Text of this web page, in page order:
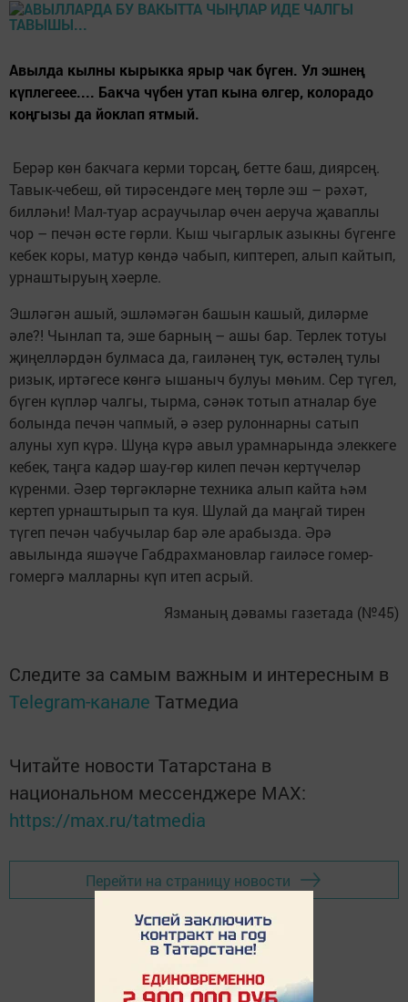
Авылда кылны кырыкка ярыр чак бүген. Ул эшнең
күплегеее.... Бакча чүбен утап кына өлгер, колорадо
коңгызы да йоклап ятмый.
Берәр көн бакчага керми торсаң, бетте баш, диярсең.
Тавык-чебеш, өй тирәсендәге мең төрле эш – рәхәт,
билләһи! Мал-туар асраучылар өчен аеруча җаваплы
чор – печән өсте гөрли. Кыш чыгарлык азыкны бүгенге
кебек коры, матур көндә чабып, киптереп, алып кайтып,
урнаштыруың хәерле.
Эшләгән ашый, эшләмәгән башын кашый, диләрме
әле?! Чынлап та, эше барның – ашы бар. Терлек тотуы
җиңелләрдән булмаса да, гаиләнең тук, өстәлең тулы
ризык, иртәгесе көнгә ышаныч булуы мөһим. Сер түгел,
бүген күпләр чалгы, тырма, сәнәк тотып атналар буе
болында печән чапмый, ә әзер рулоннарны сатып
алуны хуп күрә. Шуңа күрә авыл урамнарында элеккеге
кебек, таңга кадәр шау-гөр килеп печән кертүчеләр
күренми. Әзер төргәкләрне техника алып кайта һәм
кертеп урнаштырып та куя. Шулай да маңгай тирен
түгеп печән чабучылар бар әле арабызда. Әрә
авылында яшәүче Габдрахмановлар гаиләсе гомер-
гомергә малларны күп итеп асрый.
Язманың дәвамы газетада (№45)
Следите за самым важным и интересным в
Telegram-канале Татмедиа
Читайте новости Татарстана в
национальном мессенджере MАХ:
https://max.ru/tatmedia
Перейти на страницу новости